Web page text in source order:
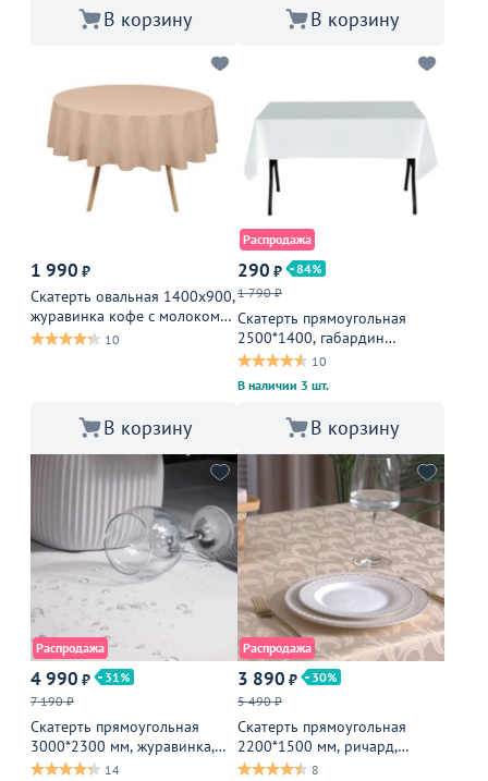
В корзину В корзину
1 990 ₽
Скатерть овальная 1400х900,
журавинка кофе с молоком
гладь, без шва
10
В корзину
Распродажа
290 ₽
84
1 790 ₽
Скатерть прямоугольная
2500*1400, габардин
белоснежный
10
В наличии 3 шт.
В корзину
Распродажа
4 990 ₽
31
7 190 ₽
Скатерть прямоугольная
3000*2300 мм, журавинка,
белая гладь14
Распродажа
3 890 ₽
30
5 490 ₽
Скатерть прямоугольная
2200*1500 мм, ричард,
бежевое перо
8